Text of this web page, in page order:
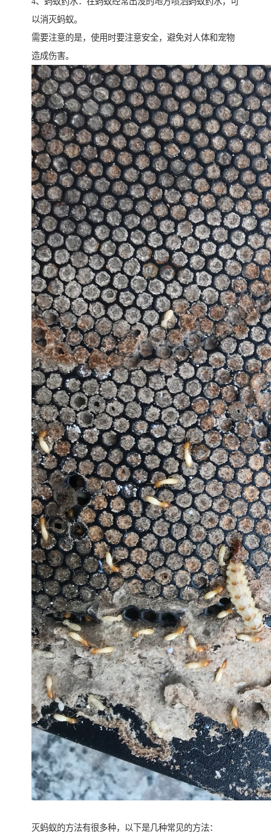
以消灭蚂蚁。
需要注意的是，使用时要注意安全，避免对人体和宠物
造成伤害。
灭蚂蚁的方法有很多种，以下是几种常见的方法：